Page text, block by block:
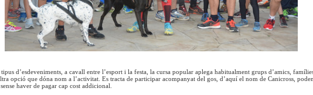
d’esdeveniments, a cavall entre l’esport i la festa, la cursa popular aplega habitualment grups d’amics,
opció que dóna nom a l’activitat. Es tracta de participar acompanyat del gos, d’aquí el nom de Canicross,
haver de pagar cap cost addicional.